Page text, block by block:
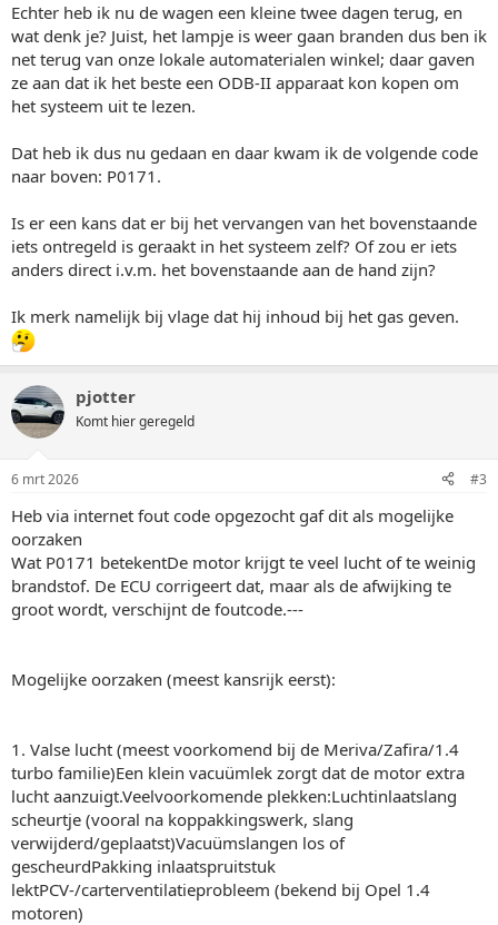
Echter heb ik nu de wagen een kleine twee dagen terug, en
wat denk je? Juist, het lampje is weer gaan branden dus ben ik
net terug van onze lokale automaterialen winkel; daar gaven
ze aan dat ik het beste een ODB-II apparaat kon kopen om
het systeem uit te lezen.
Dat heb ik dus nu gedaan en daar kwam ik de volgende code
naar boven: P0171.
Is er een kans dat er bij het vervangen van het bovenstaande
iets ontregeld is geraakt in het systeem zelf? Of zou er iets
anders direct i.v.m. het bovenstaande aan de hand zijn?
Ik merk namelijk bij vlage dat hij inhoud bij het gas geven.
pjotter
Komt hier geregeld
6 mrt 2026 #3
Heb via internet fout code opgezocht gaf dit als mogelijke
oorzaken
Wat P0171 betekentDe motor krijgt te veel lucht of te weinig
brandstof. De ECU corrigeert dat, maar als de afwijking te
groot wordt, verschijnt de foutcode.---
Mogelijke oorzaken (meest kansrijk eerst):
1. Valse lucht (meest voorkomend bij de Meriva/Zafira/1.4
turbo familie)Een klein vacuümlek zorgt dat de motor extra
lucht aanzuigt.Veelvoorkomende plekken:Luchtinlaatslang
scheurtje (vooral na koppakkingswerk, slang
verwijderd/geplaatst)Vacuümslangen los of
gescheurdPakking inlaatspruitstuk
lektPCV-/carterventilatieprobleem (bekend bij Opel 1.4
motoren)